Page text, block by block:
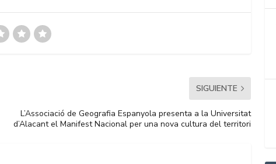
SIGUIENTE
L’Associació de Geografia Espanyola presenta a la Universitat
d’Alacant el Manifest Nacional per una nova cultura del territori